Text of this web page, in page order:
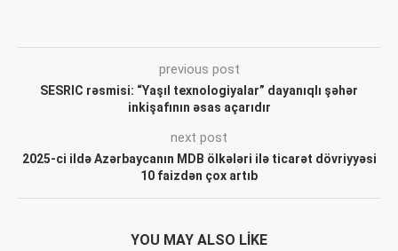
previous post
SESRIC rəsmisi: “Yaşıl texnologiyalar” dayanıqlı şəhər
inkişafının əsas açarıdır
next post
2025-ci ildə Azərbaycanın MDB ölkələri ilə ticarət dövriyyəsi
10 faizdən çox artıb
YOU MAY ALSO LIKE